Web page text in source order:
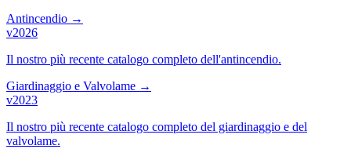
Antincendio →
v2026
Il nostro più recente catalogo completo dell'antincendio.
Giardinaggio e Valvolame →
v2023
Il nostro più recente catalogo completo del giardinaggio e del
valvolame.